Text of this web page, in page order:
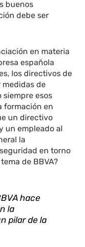
buenos
debe ser
en materia
española
los directivos de
de
esos
formación en
un directivo
un empleado al
la
en torno
de BBVA?
hace
la
pilar de la